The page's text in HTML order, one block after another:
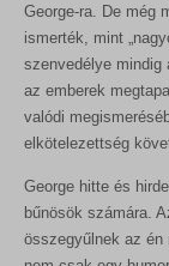
George-ra. De még
ismerték, mint
szenvedélye mindig
az emberek
valódi
elkötelezettség
George hitte és
bűnösök számára.
összegyűlnek az én